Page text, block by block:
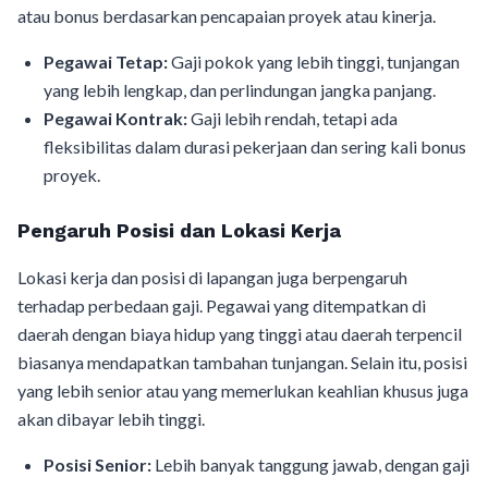
atau bonus berdasarkan pencapaian proyek atau kinerja.
Pegawai Tetap:Gaji pokok yang lebih tinggi, tunjangan
yang lebih lengkap, dan perlindungan jangka panjang.
Pegawai Kontrak:Gaji lebih rendah, tetapi ada
fleksibilitas dalam durasi pekerjaan dan sering kali bonus
proyek.
Pengaruh Posisi dan Lokasi Kerja
Lokasi kerja dan posisi di lapangan juga berpengaruh
terhadap perbedaan gaji. Pegawai yang ditempatkan di
daerah dengan biaya hidup yang tinggi atau daerah terpencil
biasanya mendapatkan tambahan tunjangan. Selain itu, posisi
yang lebih senior atau yang memerlukan keahlian khusus juga
akan dibayar lebih tinggi.
Posisi Senior: Lebih banyak tanggung jawab, dengan gaji